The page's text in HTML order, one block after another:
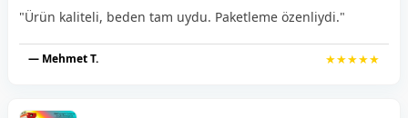
"Ürün kaliteli, beden tam uydu. Paketleme özenliydi."
— Mehmet T. ★★★★★